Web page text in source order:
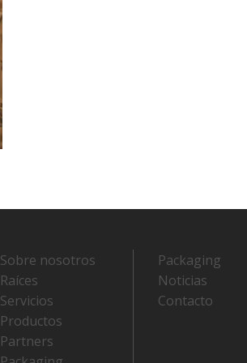
Sobre nosotros
Raíces
Servicios
Productos
Partners
Packaging
Noticias
Contacto